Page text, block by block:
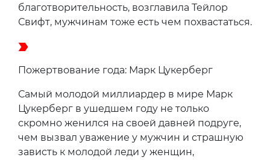
благотворительность, возглавила Тейлор
Свифт, мужчинам тоже есть чем похвастаться.
Пожертвование года: Марк Цукерберг
Самый молодой миллиардер в мире Марк
Цукерберг в ушедшем году не только
скромно женился на своей давней подруге,
чем вызвал уважение у мужчин и страшную
зависть к молодой леди у женщин,